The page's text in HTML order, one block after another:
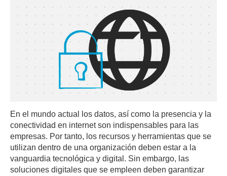
En el mundo actual los datos, así como la presencia y la
conectividad en internet son indispensables para las
empresas. Por tanto, los recursos y herramientas que se
utilizan dentro de una organización deben estar a la
vanguardia tecnológica y digital. Sin embargo, las
soluciones digitales que se empleen deben garantizar